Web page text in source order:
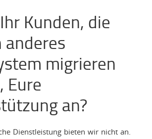
Kunden, die
migrieren
Eure
an?
Dienstleistung bieten wir nicht an.